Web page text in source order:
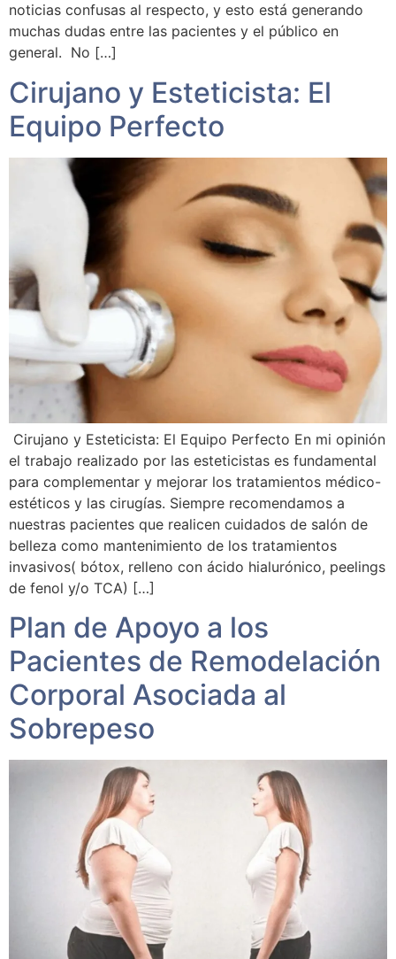
noticias confusas al respecto, y esto está generando
muchas dudas entre las pacientes y el público en
general. No […]
Cirujano y Esteticista: El
Equipo Perfecto
Cirujano y Esteticista: El Equipo Perfecto En mi opinión
el trabajo realizado por las esteticistas es fundamental
para complementar y mejorar los tratamientos médico-
estéticos y las cirugías. Siempre recomendamos a
nuestras pacientes que realicen cuidados de salón de
belleza como mantenimiento de los tratamientos
invasivos( bótox, relleno con ácido hialurónico, peelings
de fenol y/o TCA) […]
Plan de Apoyo a los
Pacientes de Remodelación
Corporal Asociada al
Sobrepeso